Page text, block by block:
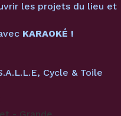
les projets du lieu et
KARAOKÉ !
Cycle & Toile